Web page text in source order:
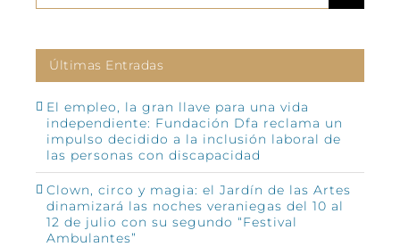
Últimas Entradas
El empleo, la gran llave para una vida
independiente: Fundación Dfa reclama un
impulso decidido a la inclusión laboral de
las personas con discapacidad
Clown, circo y magia: el Jardín de las Artes
dinamizará las noches veraniegas del 10 al
12 de julio con su segundo “Festival
Ambulantes”